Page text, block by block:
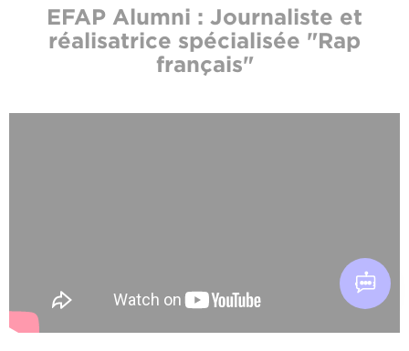
EFAP Alumni : Journaliste et
réalisatrice spécialisée "Rap
français"